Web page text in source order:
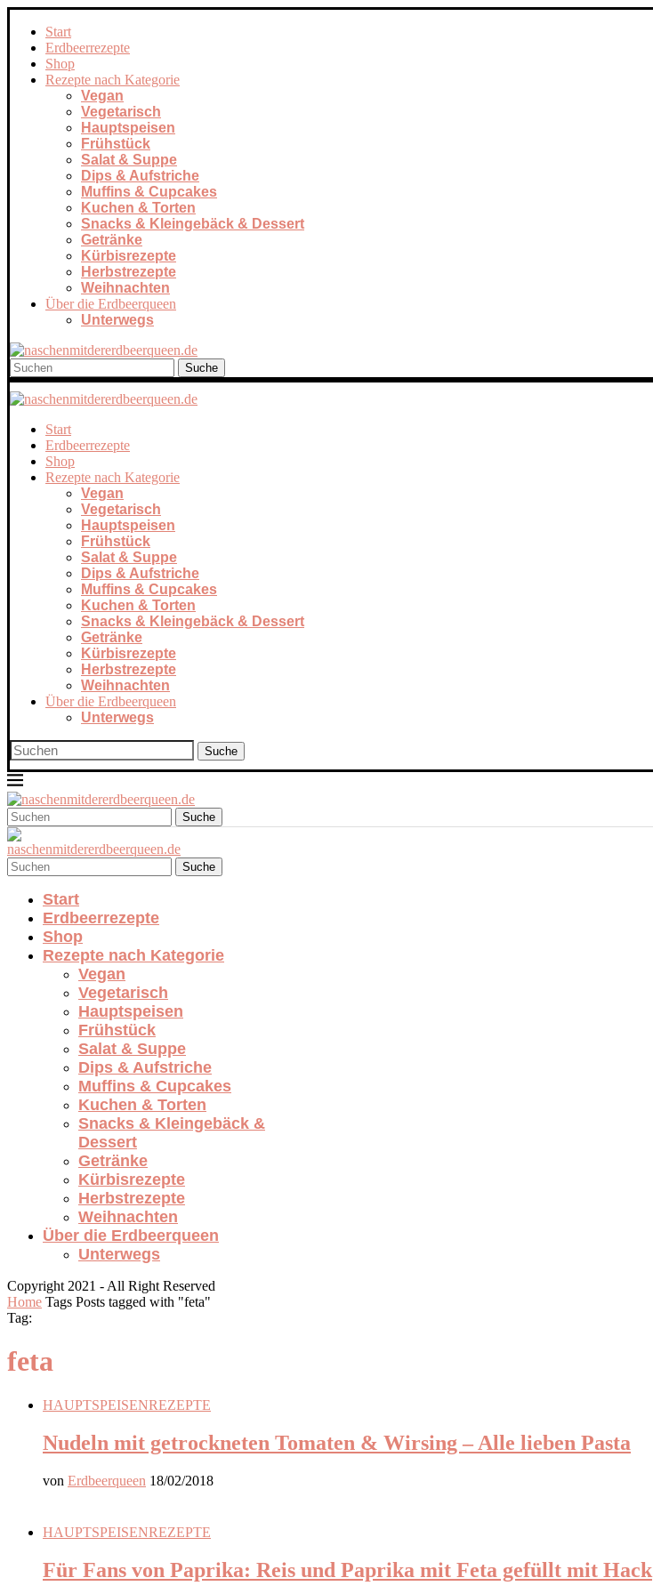
Start
Erdbeerrezepte
Shop
Rezepte nach Kategorie
Vegan
Vegetarisch
Hauptspeisen
Frühstück
Salat & Suppe
Dips & Aufstriche
Muffins & Cupcakes
Kuchen & Torten
Snacks & Kleingebäck & Dessert
Getränke
Kürbisrezepte
Herbstrezepte
Weihnachten
Über die Erdbeerqueen
Unterwegs
Suche
Start
Erdbeerrezepte
Shop
Rezepte nach Kategorie
Vegan
Vegetarisch
Hauptspeisen
Frühstück
Salat & Suppe
Dips & Aufstriche
Muffins & Cupcakes
Kuchen & Torten
Snacks & Kleingebäck & Dessert
Getränke
Kürbisrezepte
Herbstrezepte
Weihnachten
Über die Erdbeerqueen
Unterwegs
Suche
Suche
Suche
Start
Erdbeerrezepte
Shop
Rezepte nach Kategorie
Vegan
Vegetarisch
Hauptspeisen
Frühstück
Salat & Suppe
Dips & Aufstriche
Muffins & Cupcakes
Kuchen & Torten
Snacks & Kleingebäck &
Dessert
Getränke
Kürbisrezepte
Herbstrezepte
Weihnachten
Über die Erdbeerqueen
Unterwegs
Copyright 2021 - All Right Reserved
Home Tags Posts tagged with "feta"
Tag:
feta
HAUPTSPEISENREZEPTE
Nudeln mit getrockneten Tomaten & Wirsing – Alle lieben Pasta
von Erdbeerqueen 18/02/2018
HAUPTSPEISENREZEPTE
Für Fans von Paprika: Reis und Paprika mit Feta gefüllt mit Hack